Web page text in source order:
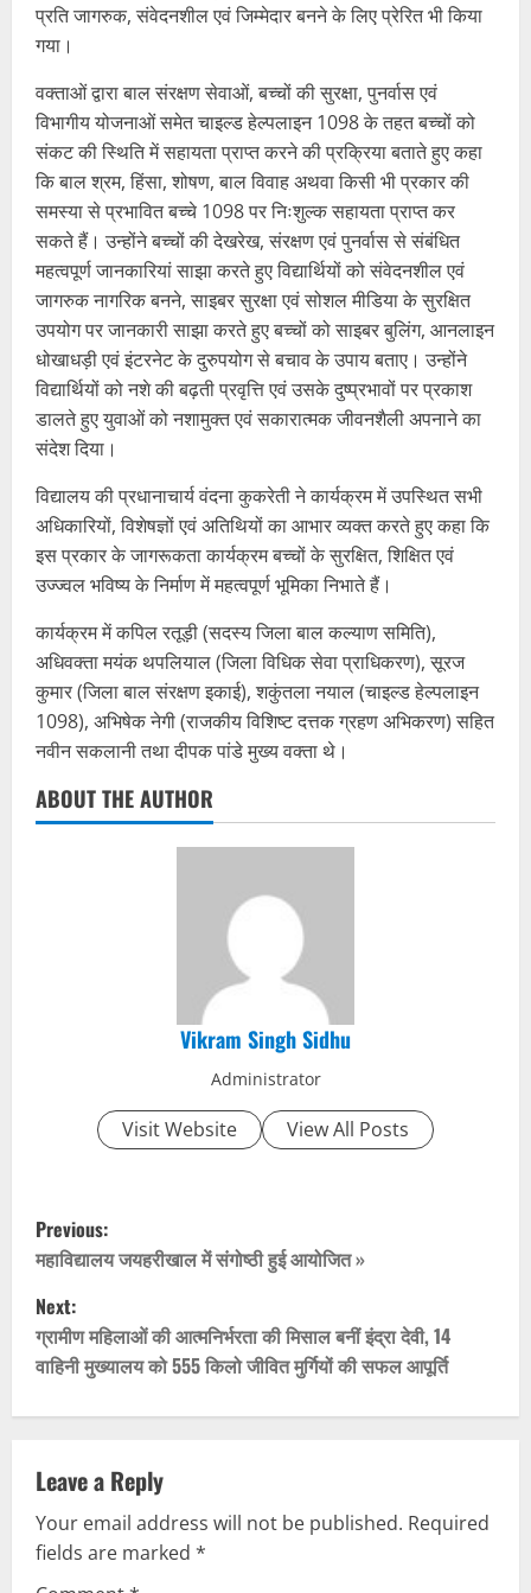
प्रति जागरुक, संवेदनशील एवं जिम्मेदार बनने के लिए प्रेरित भी किया
गया।
वक्ताओं द्वारा बाल संरक्षण सेवाओं, बच्चों की सुरक्षा, पुनर्वास एवं
विभागीय योजनाओं समेत चाइल्ड हेल्पलाइन 1098 के तहत बच्चों को
संकट की स्थिति में सहायता प्राप्त करने की प्रक्रिया बताते हुए कहा
कि बाल श्रम, हिंसा, शोषण, बाल विवाह अथवा किसी भी प्रकार की
समस्या से प्रभावित बच्चे 1098 पर निःशुल्क सहायता प्राप्त कर
सकते हैं। उन्होंने बच्चों की देखरेख, संरक्षण एवं पुनर्वास से संबंधित
महत्वपूर्ण जानकारियां साझा करते हुए विद्यार्थियों को संवेदनशील एवं
जागरुक नागरिक बनने, साइबर सुरक्षा एवं सोशल मीडिया के सुरक्षित
उपयोग पर जानकारी साझा करते हुए बच्चों को साइबर बुलिंग, आनलाइन
धोखाधड़ी एवं इंटरनेट के दुरुपयोग से बचाव के उपाय बताए। उन्होंने
विद्यार्थियों को नशे की बढ़ती प्रवृत्ति एवं उसके दुष्प्रभावों पर प्रकाश
डालते हुए युवाओं को नशामुक्त एवं सकारात्मक जीवनशैली अपनाने का
संदेश दिया।
विद्यालय की प्रधानाचार्य वंदना कुकरेती ने कार्यक्रम में उपस्थित सभी
अधिकारियों, विशेषज्ञों एवं अतिथियों का आभार व्यक्त करते हुए कहा कि
इस प्रकार के जागरूकता कार्यक्रम बच्चों के सुरक्षित, शिक्षित एवं
उज्ज्वल भविष्य के निर्माण में महत्वपूर्ण भूमिका निभाते हैं।
कार्यक्रम में कपिल रतूड़ी (सदस्य जिला बाल कल्याण समिति),
अधिवक्ता मयंक थपलियाल (जिला विधिक सेवा प्राधिकरण), सूरज
कुमार (जिला बाल संरक्षण इकाई), शकुंतला नयाल (चाइल्ड हेल्पलाइन
1098), अभिषेक नेगी (राजकीय विशिष्ट दत्तक ग्रहण अभिकरण) सहित
नवीन सकलानी तथा दीपक पांडे मुख्य वक्ता थे।
ABOUT THE AUTHOR
Vikram Singh Sidhu
Administrator
Visit Website View All Posts
P
o
s
t
n
a
v
i
Previous:
महाविद्यालय जयहरीखाल में संगोष्ठी हुई आयोजित​ »
Next:
ग्रामीण महिलाओं की आत्मनिर्भरता की मिसाल बनीं इंद्रा देवी, 14
वाहिनी मुख्यालय को 555 किलो जीवित मुर्गियों की सफल आपूर्ति
Leave a Reply
Your email address will not be published. Required
fields are marked *